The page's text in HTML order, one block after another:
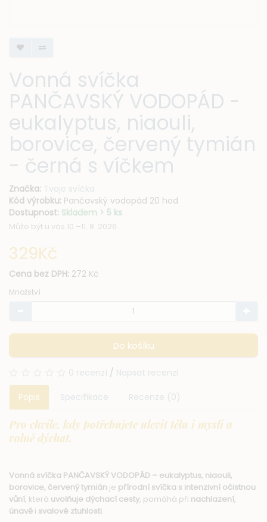
Vonná svíčka
PANČAVSKÝ VODOPÁD -
eukalyptus, niaouli,
borovice, červený tymián
- černá s víčkem
Značka: Tvoje svíčka
Kód výrobku: Pančavský vodopád 20 hod
Dostupnost: Skladem > 5 ks
Může být u vás 10.–11. 8. 2026
329Kč
Cena bez DPH: 272 Kč
Množství
Do košíku
0 recenzí / Napsat recenzi
Popis Specifikace Recenze (0)
Pro chvíle, kdy potřebujete ulevit tělu i mysli a
volně dýchat.
Vonná svíčka PANČAVSKÝ VODOPÁD – eukalyptus, niaouli,
borovice, červený tymián je přírodní svíčka s intenzivní očistnou
vůní, která uvolňuje dýchací cesty, pomáhá při nachlazení,
únavě i svalové ztuhlosti.